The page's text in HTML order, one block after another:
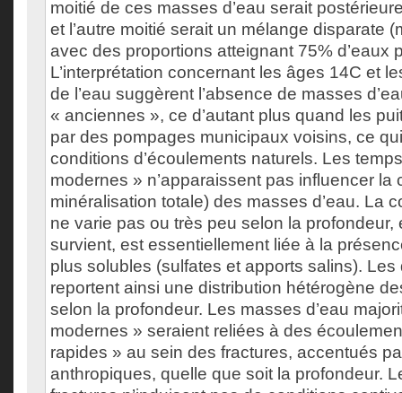
moitié de ces masses d’eau serait
et l’autre moitié serait un mélange disparate
avec des proportions atteignant 75% d’eaux
L’interprétation concernant les âges 14C et
de l’eau suggèrent l’absence de masses
« anciennes », ce d’autant plus quand les
par des pompages municipaux voisins, ce
conditions d’écoulements naturels. Les
modernes » n’apparaissent pas influencer la
minéralisation totale) des masses d’eau. La
ne varie pas ou très peu selon la profondeur,
survient, est essentiellement liée à la
plus solubles (sulfates et apports salins).
reportent ainsi une distribution hétérogène
selon la profondeur. Les masses d’eau
modernes » seraient reliées à des
rapides » au sein des fractures, accentués
anthropiques, quelle que soit la profondeur.